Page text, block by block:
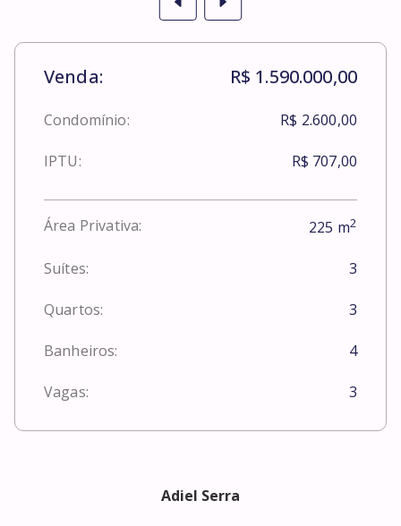
Venda: R$ 1.590.000,00
Condomínio: R$ 2.600,00
IPTU: R$ 707,00
Área Privativa: 225 m2
Suítes: 3
Quartos: 3
Banheiros: 4
Vagas: 3
Adiel Serra